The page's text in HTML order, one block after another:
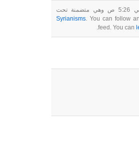
Syrianisms. You can follow
feed. You can